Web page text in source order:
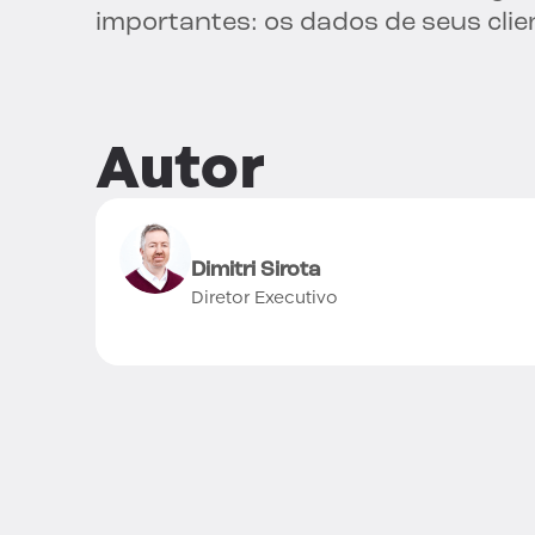
importantes: os dados de seus
Autor
Dimitri Sirota
Diretor Executivo